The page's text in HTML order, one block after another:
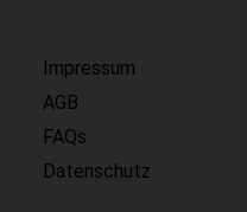
Impressum
AGB
FAQs
Datenschutz